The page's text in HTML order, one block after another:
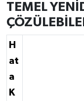
TEMEL
H
at
a
K